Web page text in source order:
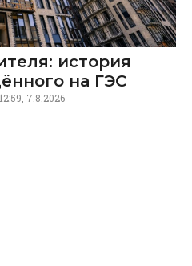
история
на ГЭС
12:59, 7.8.2026